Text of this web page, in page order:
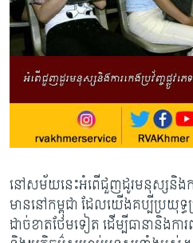
នៅសម័យនេះអំពើជួញដូរមនុស្សនិងការ
មាននៅកម្ពុជា ដែលយើងគប្បីប្រយុទ្
ដាច់ខាតថែមទៀត ដើម្បីធានានិងការ